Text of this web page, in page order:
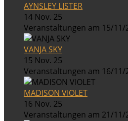
AYNSLEY LISTER
14 Nov. 25
Veranstaltungen am 15/11/
VANJA SKY
15 Nov. 25
Veranstaltungen am 16/11/
MADISON VIOLET
16 Nov. 25
Veranstaltungen am 21/11/